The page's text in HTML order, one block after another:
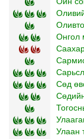
Онгол
Сөд
Улаан